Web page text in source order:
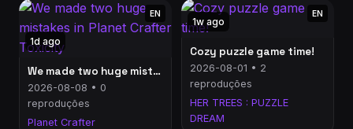
1d ago
EN
We made two huge mistakes in Planet Crafter Toxicity
2026-08-08 • 0
reproduções
Planet Crafter
1w ago
EN
Cozy puzzle game time!
2026-08-01 • 2
reproduções
HER TREES : PUZZLE
DREAM